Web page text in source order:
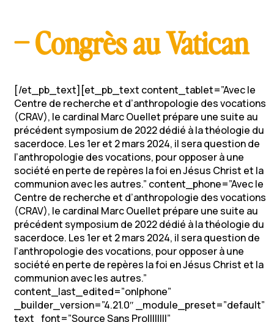
– Congrès au Vatican
[/et_pb_text][et_pb_text content_tablet=”Avec le
Centre de recherche et d’anthropologie des vocations
(CRAV), le cardinal Marc Ouellet prépare une suite au
précédent symposium de 2022 dédié à la théologie du
sacerdoce. Les 1er et 2 mars 2024, il sera question de
l’anthropologie des vocations, pour opposer à une
société en perte de repères la foi en Jésus Christ et la
communion avec les autres.” content_phone=”Avec le
Centre de recherche et d’anthropologie des vocations
(CRAV), le cardinal Marc Ouellet prépare une suite au
précédent symposium de 2022 dédié à la théologie du
sacerdoce. Les 1er et 2 mars 2024, il sera question de
l’anthropologie des vocations, pour opposer à une
société en perte de repères la foi en Jésus Christ et la
communion avec les autres.”
content_last_edited=”on|phone”
_builder_version=”4.21.0″ _module_preset=”default”
text_font=”Source Sans Pro||||||||”